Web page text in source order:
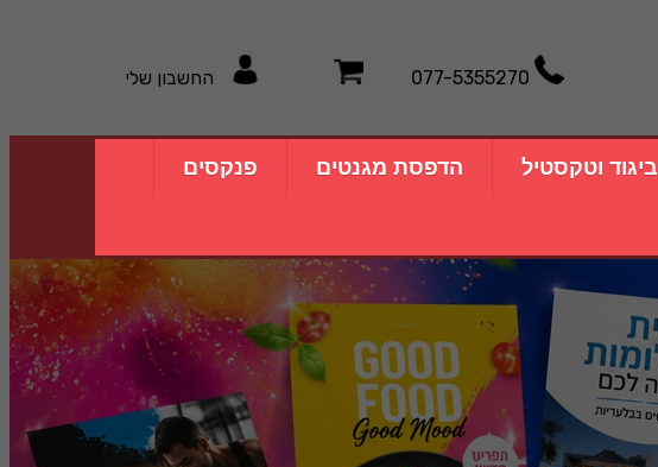
077-5355270 החשבון שלי
ביגוד וטקסטיל הדפסת מגנטים פנקסים